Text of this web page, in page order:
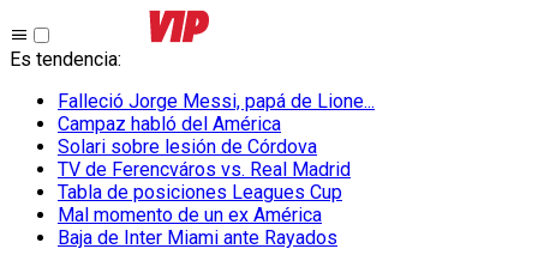
Es tendencia:
Falleció Jorge Messi, papá de Lione...
Campaz habló del América
Solari sobre lesión de Córdova
TV de Ferencváros vs. Real Madrid
Tabla de posiciones Leagues Cup
Mal momento de un ex América
Baja de Inter Miami ante Rayados